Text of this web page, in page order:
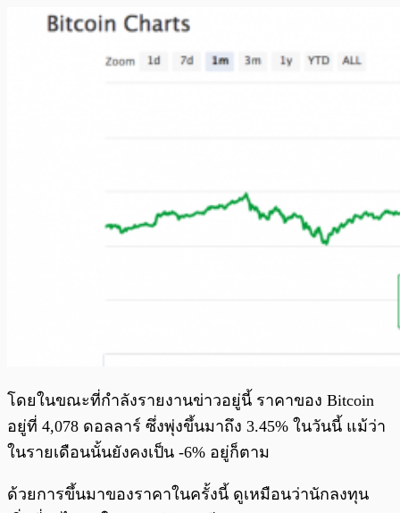
โดยในขณะที่กำลังรายงานข่าวอยู่นี้ ราคาของ Bitcoin
อยู่ที่ 4,078 ดอลลาร์ ซึ่งพุ่งขึ้นมาถึง 3.45% ในวันนี้ แม้ว่า
ในรายเดือนนั้นยังคงเป็น -6% อยู่ก็ตาม
ด้วยการขึ้นมาของราคาในครั้งนี้ ดูเหมือนว่านักลงทุน